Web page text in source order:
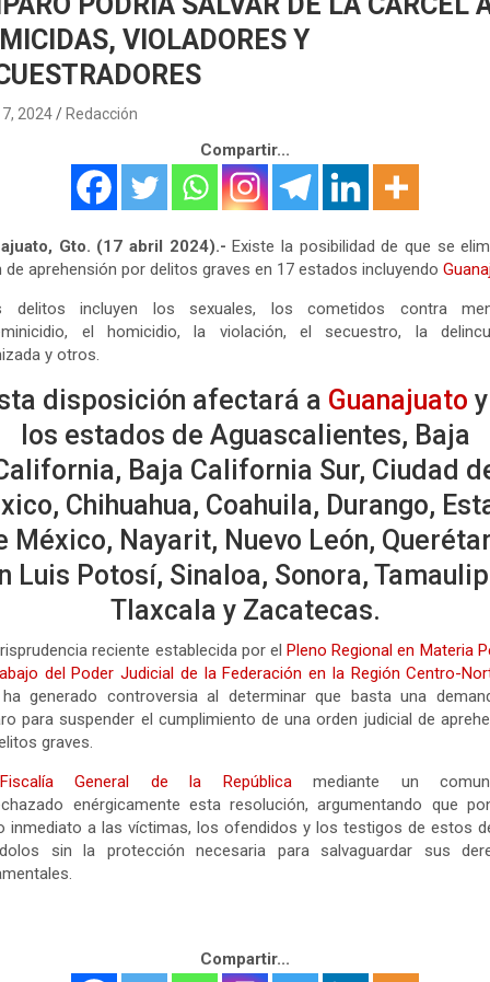
VIOLADORES Y
2024 Redacción
Compartir...
Gto. (17 abril 2024).- Existe la posibilidad de que se
de aprehensión por delitos graves en 17 estados incluyendo
delitos incluyen los sexuales, los cometidos contra
el homicidio, la violación, el secuestro, la
y otros.
disposición afectará a Guanajuato
los estados de Aguascalientes, Baja
Baja California Sur, Ciudad
Chihuahua, Coahuila, Durango,
México, Nayarit, Nuevo León,
Luis Potosí, Sinaloa, Sonora,
Tlaxcala y Zacatecas.
reciente establecida por elPleno Regional en Materia
del Poder Judicial de la Federación en la Región Centro-
generado controversia al determinar que basta una
para suspender el cumplimiento de una orden judicial de
graves.
Fiscalía General de la Repúblicamediante un
enérgicamente esta resolución, argumentando que
inmediato a las víctimas, los ofendidos y los testigos de estos
sin la protección necesaria para salvaguardar sus
Compartir...